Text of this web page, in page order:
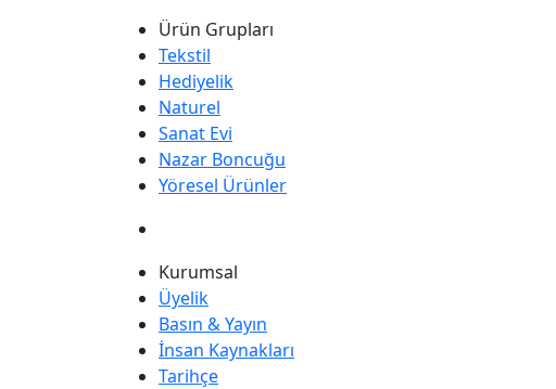
Ürün Grupları
Tekstil
Hediyelik
Naturel
Sanat Evi
Nazar Boncuğu
Yöresel Ürünler
Kurumsal
Üyelik
Basın & Yayın
İnsan Kaynakları
Tarihçe